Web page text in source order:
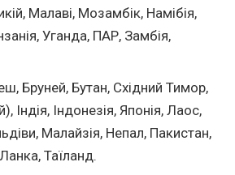
Малаві, Мозамбік, Намібія,
Уганда, ПАР, Замбія,
Бруней, Бутан, Східний Тимор,
Індія, Індонезія, Японія, Лаос,
Малайзія, Непал, Пакистан,
Таїланд.